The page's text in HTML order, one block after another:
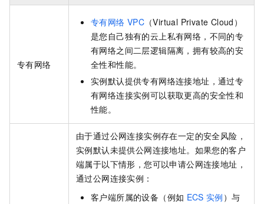
专有网络
专有网络 VPC （Virtual Private Cloud）
是您自己独有的云上私有网络，不同的专
有网络之间二层逻辑隔离，拥有较高的安
全性和性能。
实例默认提供专有网络连接地址，通过专
有网络连接实例可以获取更高的安全性和
性能。
由于通过公网连接实例存在一定的安全风险，
实例默认未提供公网连接地址。如果您的客户
端属于以下情形，您可以申请公网连接地址，
通过公网连接实例：
客户端所属的设备（例如 ECS 实例 ）与